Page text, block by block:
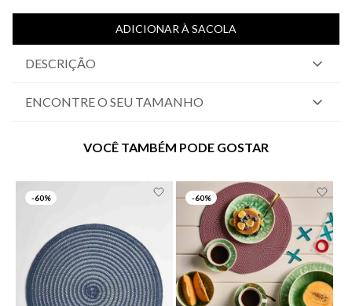
ADICIONAR À SACOLA
DESCRIÇÃO
ENCONTRE O SEU TAMANHO
VOCÊ TAMBÉM PODE GOSTAR
-60% -60%